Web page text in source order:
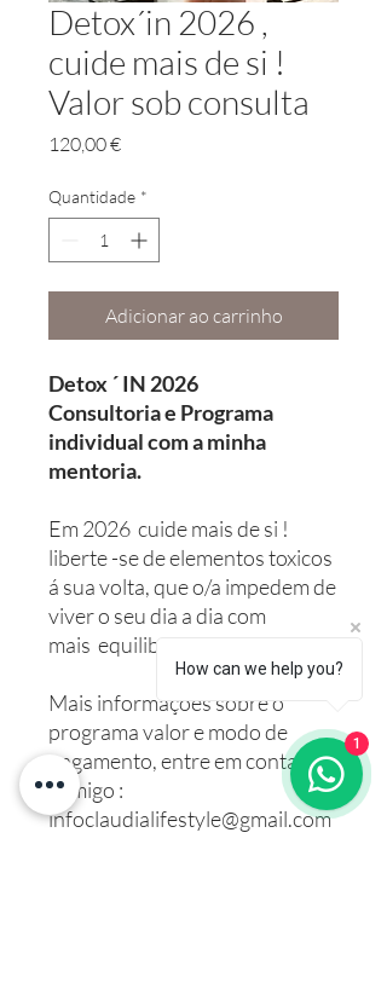
Detox´in 2026 ,
cuide mais de si !
Valor sob consulta
120,00 €Preço
Quantidade *
Adicionar ao carrinho
Detox ´ IN 2026
Consultoria e Programa
individual com a minha
mentoria.
Em 2026 cuide mais de si !
liberte -se de elementos toxicos
á sua volta, que o/a impedem de
viver o seu dia a dia com
mais equilibrio e harmonia.
Mais informações sobre o
programa valor e modo de
pagamento, entre em contacto
comigo :
infoclaudialifestyle@gmail.com
How can we help you?
1